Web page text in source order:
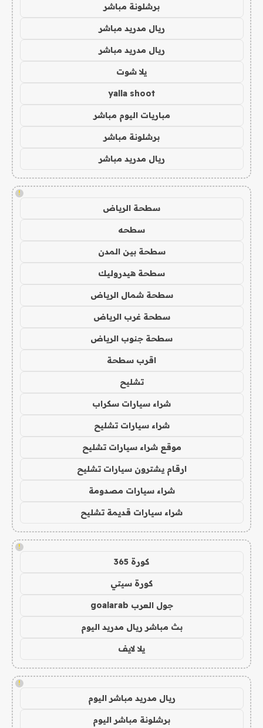
برشلونة مباشر
ريال مدريد مباشر
ريال مدريد مباشر
يلا شوت
yalla shoot
مباريات اليوم مباشر
برشلونة مباشر
ريال مدريد مباشر
!
سطحة الرياض
سطحه
سطحة بين المدن
سطحة هيدروليك
سطحة شمال الرياض
سطحة غرب الرياض
سطحة جنوب الرياض
اقرب سطحة
تشليح
شراء سيارات سكراب
شراء سيارات تشليح
موقع شراء سيارات تشليح
ارقام يشترون سيارات تشليح
شراء سيارات مصدومة
شراء سيارات قديمة تشليح
!
كورة 365
كورة سيتي
جول العرب goalarab
بث مباشر ريال مدريد اليوم
يلا لايف
!
ريال مدريد مباشر اليوم
برشلونة مباشر اليوم